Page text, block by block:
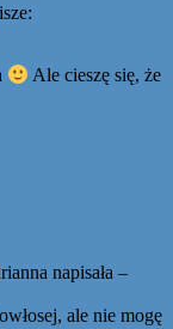
Ale cieszę się, że
napisała –
ale nie mogę